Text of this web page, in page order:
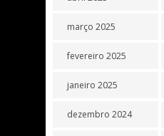
março 2025
fevereiro 2025
janeiro 2025
dezembro 2024